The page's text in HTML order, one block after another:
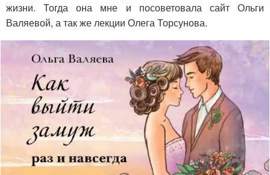
жизни. Тогда она мне и посоветовала сайт Ольги
Валяевой, а так же лекции Олега Торсунова.